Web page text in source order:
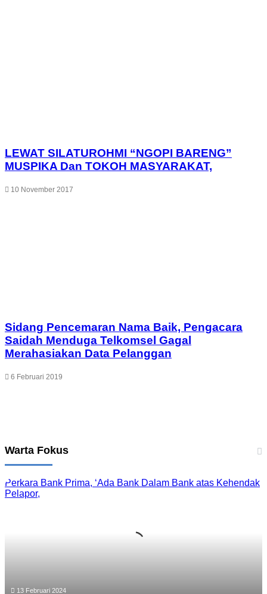
LEWAT SILATUROHMI “NGOPI BARENG”
MUSPIKA Dan TOKOH MASYARAKAT,
10 November 2017
Sidang Pencemaran Nama Baik, Pengacara
Saidah Menduga Telkomsel Gagal
Merahasiakan Data Pelanggan
6 Februari 2019
Warta Fokus
Perkara Bank Prima, ‘Ada Bank Dalam Bank atas Kehendak
Pelapor,
13 Februari 2024